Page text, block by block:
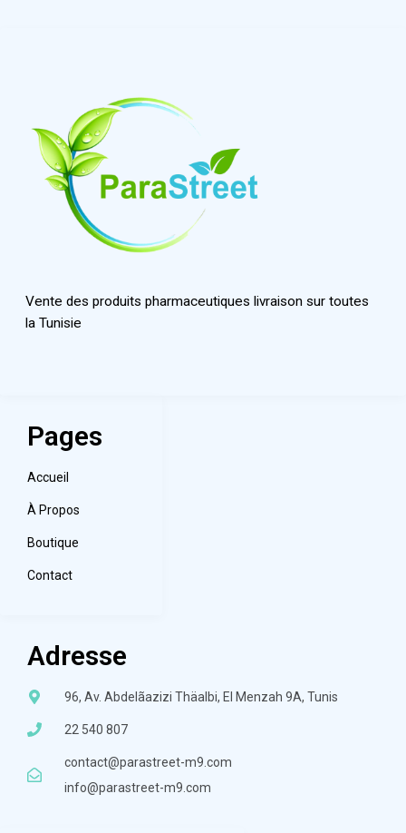
Vente des produits pharmaceutiques livraison sur toutes
la Tunisie
Pages
Accueil
À Propos
Boutique
Contact
Adresse
96, Av. Abdelãazizi Thäalbi, El Menzah 9A, Tunis
22 540 807
contact@parastreet-m9.com
info@parastreet-m9.com